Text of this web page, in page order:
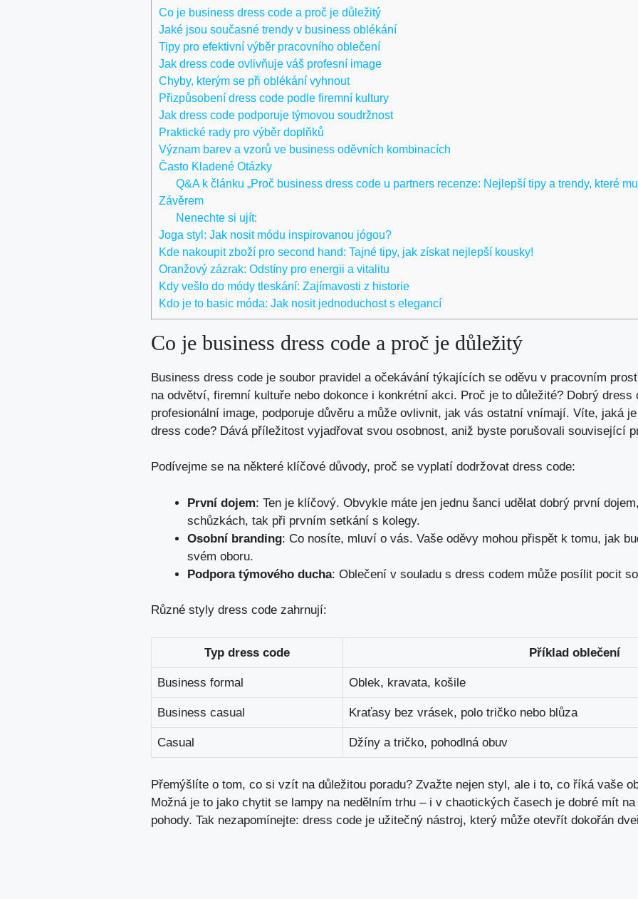
Co je business dress code a proč je důležitý
Jaké jsou současné trendy v business oblékání
Tipy pro efektivní výběr pracovního oblečení
Jak dress code ovlivňuje váš profesní image
Chyby, kterým se při oblékání vyhnout
Přizpůsobení dress code podle firemní kultury
Jak dress code podporuje týmovou soudržnost
Praktické rady pro výběr doplňků
Význam barev a vzorů ve business oděvních kombinacích
Často Kladené Otázky
Q&A k článku „Proč business dress code u partners recenze: Nejlepší tipy a trendy, které
Závěrem
Nenechte si ujít:
Joga styl: Jak nosit módu inspirovanou jógou?
Kde nakoupit zboží pro second hand: Tajné tipy, jak získat nejlepší kousky!
Oranžový zázrak: Odstíny pro energii a vitalitu
Kdy vešlo do módy tleskání: Zajímavosti z historie
Kdo je to basic móda: Jak nosit jednoduchost s elegancí
Co je business dress code a proč je důležitý
Business dress code je soubor pravidel a očekávání týkajících se oděvu v pracovním
na odvětví, firemní kultuře nebo dokonce i konkrétní akci. Proč je to důležité? Dobrý dress
profesionální image, podporuje důvěru a může ovlivnit, jak vás ostatní vnímají. Víte, jaká
dress code? Dává příležitost vyjadřovat svou osobnost, aniž byste porušovali související
Podívejme se na některé klíčové důvody, proč se vyplatí dodržovat dress code:
První dojem: Ten je klíčový. Obvykle máte jen jednu šanci udělat dobrý první
schůzkách, tak při prvním setkání s kolegy.
Osobní branding: Co nosíte, mluví o vás. Vaše oděvy mohou přispět k tomu, jak
svém oboru.
Podpora týmového ducha: Oblečení v souladu s dress codem může posílit pocit
Různé styly dress code zahrnují:
Typ dress code Příklad oblečení
Business formal Oblek, kravata, košile
Business casual Kraťasy bez vrásek, polo tričko nebo blůza
Casual Džíny a tričko, pohodlná obuv
Přemýšlíte o tom, co si vzít na důležitou poradu? Zvažte nejen styl, ale i to, co říká vaše
Možná je to jako chytit se lampy na nedělním trhu – i v chaotických časech je dobré mít
pohody. Tak nezapomínejte: dress code je užitečný nástroj, který může otevřít dokořán